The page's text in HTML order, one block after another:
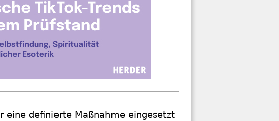
eine definierte Maßnahme eingesetzt